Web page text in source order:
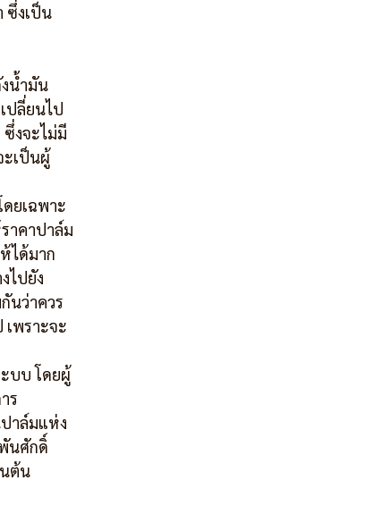
ซึ่งเป็น
น้ำมัน
ปลี่ยนไป
งจะไม่มี
ะเป็นผู้
ยเฉพาะ
าคาปาล์ม
ได้มาก
ไปยัง
นว่าควร
พราะจะ
บบ โดยผู้
ร
าล์มแห่ง
นศักดิ์
ต้น